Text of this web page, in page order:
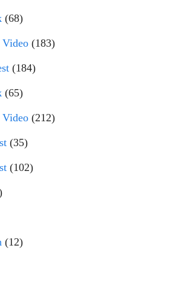
(68)
Video (183)
(184)
(65)
Video (212)
(35)
(102)
(12)